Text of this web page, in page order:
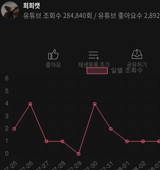
희희캣
유튜브 조회수 284,840회 / 유튜브 좋아요수 2,892
좋아요 재생목록 추가 공유하기